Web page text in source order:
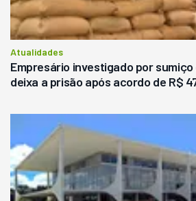
Atualidades
Empresário investigado por
deixa a prisão após acordo de R$